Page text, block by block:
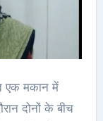
एक मकान में
दोनों के बीच